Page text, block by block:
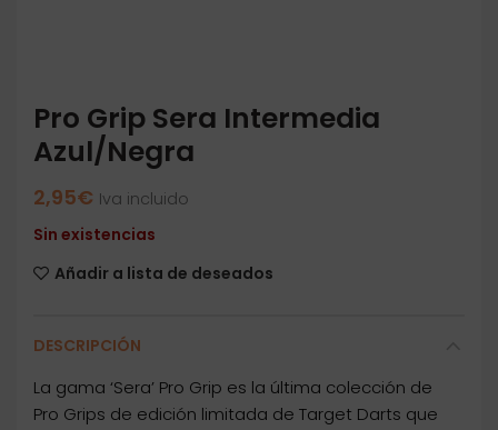
Pro Grip Sera Intermedia
Azul/Negra
2,95€ Iva incluido
Sin existencias
Añadir a lista de deseados
DESCRIPCIÓN
La gama ‘Sera’ Pro Grip es la última colección de
Pro Grips de edición limitada de Target Darts que